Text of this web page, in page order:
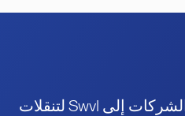
تعرف على سبب تحول الشركات إلى Swvl لتنقلات